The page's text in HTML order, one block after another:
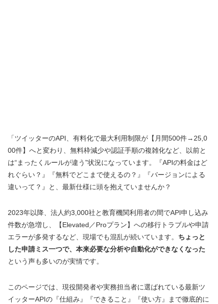
「ツイッターのAPI、有料化で最大利用制限が【月間500件→25,0
00件】へと変わり、無料枠減少や認証手順の複雑化など、以前と
は“まったくルールが違う”状況になっています。『APIの料金はど
れぐらい？』『無料でどこまで使えるの？』『バージョンによる
違いって？』と、最新仕様に頭を抱えていませんか？
2023年以降、法人約3,000社と教育機関利用者の間でAPI申し込み
件数が急増し、【Elevated／Proプラン】への移行トラブルや申請
エラーが多発するなど、現場でも混乱が続いています。 ちょっと
した申請ミス一つで、本来必要な分析や自動化ができなくなった
という声も多いのが実情です。
このページでは、現役開発者や実務担当者に選ばれている最新ツ
イッターAPIの『仕組み』『できること』『使い方』まで徹底的に